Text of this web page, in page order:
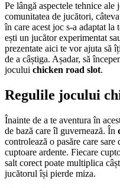
Pe lângă aspectele tehnice
comunitatea de jucători,
în care acest joc s-a adaptat
ești un jucător experimentat
prezentate aici te vor ajuta să
de a câștiga. Așadar, să
jocului chicken road slot.
Regulile jocului
Înainte de a te aventura în
de bază care îl guvernează. În
controlează o pasăre care
cuptoare ardente. Fiecare
salt corect poate multiplica
jucătorul își pierde miza.